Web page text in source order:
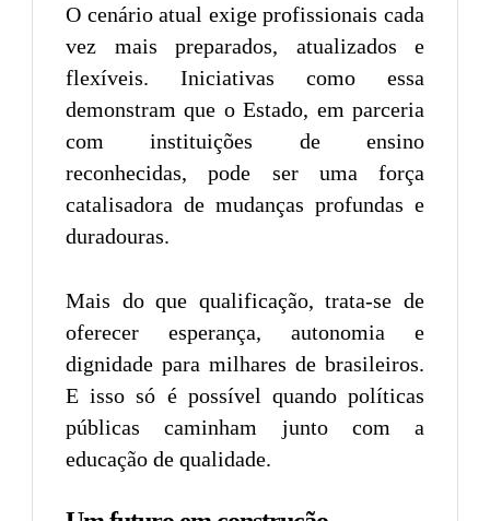
O cenário atual exige profissionais cada
vez mais preparados, atualizados e
flexíveis. Iniciativas como essa
demonstram que o Estado, em parceria
com instituições de ensino
reconhecidas, pode ser uma força
catalisadora de mudanças profundas e
duradouras.
Mais do que qualificação, trata-se de
oferecer esperança, autonomia e
dignidade para milhares de brasileiros.
E isso só é possível quando políticas
públicas caminham junto com a
educação de qualidade.